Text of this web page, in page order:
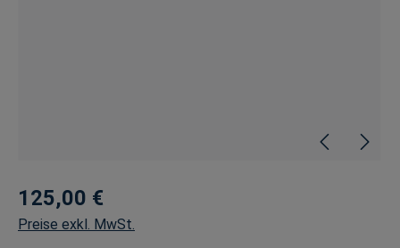
125,00 €
Preise exkl. MwSt.